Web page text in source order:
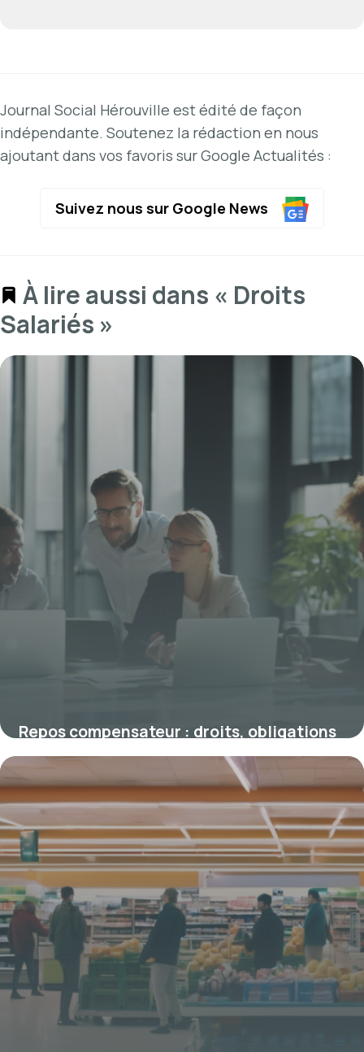
Journal Social Hérouville est édité de façon
indépendante. Soutenez la rédaction en nous
ajoutant dans vos favoris sur Google Actualités :
Suivez nous sur Google News
À lire aussi dans « Droits
Salariés »
Repos compensateur : droits, obligations
et avantages pour les salariés
19 janvier 2026